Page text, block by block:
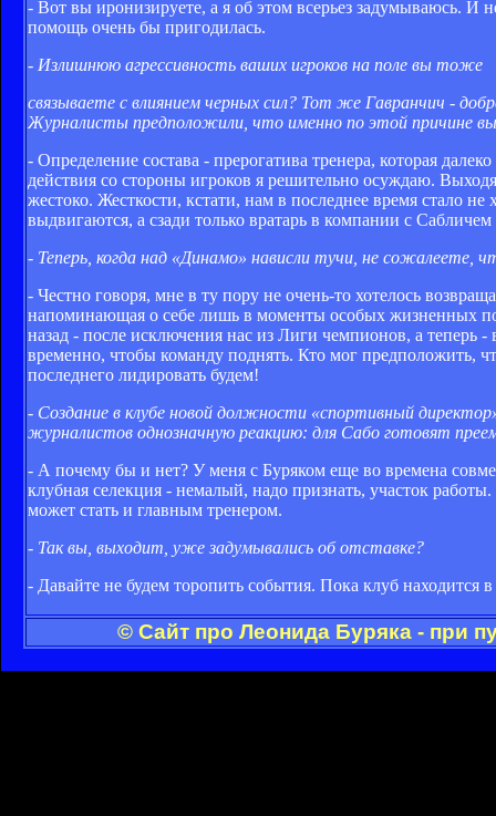
- Вот вы иронизируете, а я об этом всерьез задумываюсь. И
помощь очень бы пригодилась.
- Излишнюю агрессивность ваших игроков на поле вы тоже
связываете с влиянием черных сил? Тот же Гавранчич -
Журналисты предположили, что именно по этой причине
- Определение состава - прерогатива тренера, которая
действия со стороны игроков я решительно осуждаю.
жестоко. Жесткости, кстати, нам в последнее время стало не
выдвигаются, а сзади только вратарь в компании с
- Теперь, когда над «Динамо» нависли тучи, не сожалеете,
- Честно говоря, мне в ту пору не очень-то хотелось
напоминающая о себе лишь в моменты особых жизненных
назад - после исключения нас из Лиги чемпионов, а теперь
временно, чтобы команду поднять. Кто мог предположить,
последнего лидировать будем!
- Создание в клубе новой должности «спортивный
журналистов однозначную реакцию: для Сабо готовят
- А почему бы и нет? У меня с Буряком еще во времена
клубная селекция - немалый, надо признать, участок
может стать и главным тренером.
- Так вы, выходит, уже задумывались об отставке?
- Давайте не будем торопить события. Пока клуб
© Сайт про Леонида Буряка - при